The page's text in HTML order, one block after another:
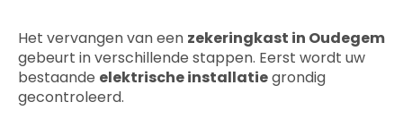
Het vervangen van een zekeringkast in Oudegem
gebeurt in verschillende stappen. Eerst wordt uw
bestaande elektrische installatiegrondig
gecontroleerd.